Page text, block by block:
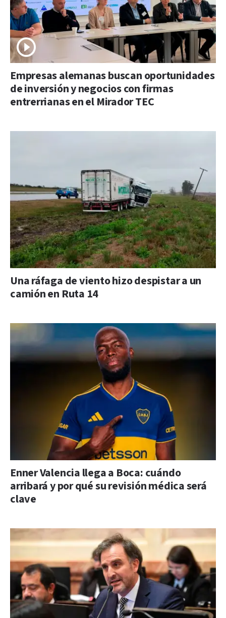
Empresas alemanas buscan oportunidades
de inversión y negocios con firmas
entrerrianas en el Mirador TEC
Una ráfaga de viento hizo despistar a un
camión en Ruta 14
Enner Valencia llega a Boca: cuándo
arribará y por qué su revisión médica será
clave